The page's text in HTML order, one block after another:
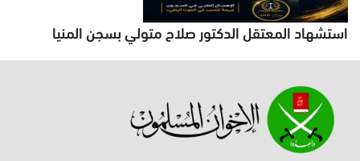
استشهاد المعتقل الدكتور صلاح متولي بسجن المنيا